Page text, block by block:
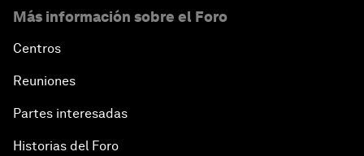
Más información sobre el Foro
Centros
Reuniones
Partes interesadas
Historias del Foro